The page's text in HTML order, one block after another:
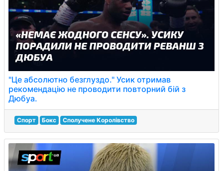
"Це абсолютно безглуздо." Усик отримав
рекомендацію не проводити повторний бій з
Дюбуа.
Спорт Бокс Сполучене Королівство